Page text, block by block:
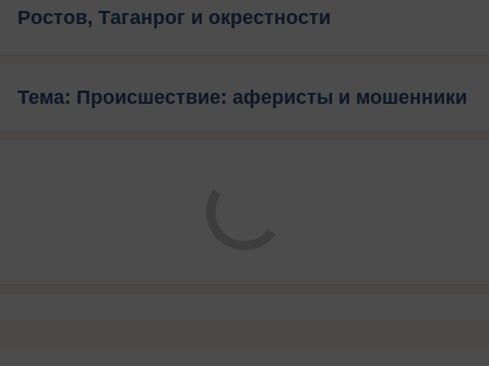
Ростов, Таганрог и окрестности
Тема: Происшествие: аферисты и мошенники